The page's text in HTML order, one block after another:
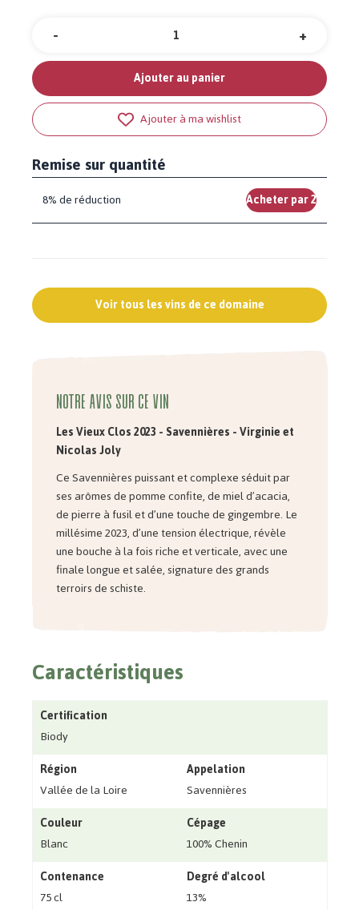
Quantité +
-
Ajouter au panier
Ajouter à ma wishlist
Remise sur quantité
8% de réduction Acheter par 2
Voir tous les vins de ce domaine
Notre avis sur ce vin
Les Vieux Clos 2023 - Savennières - Virginie et
Nicolas Joly
Ce Savennières puissant et complexe séduit par
ses arômes de pomme confite, de miel d’acacia,
de pierre à fusil et d’une touche de gingembre. Le
millésime 2023, d’une tension électrique, révèle
une bouche à la fois riche et verticale, avec une
finale longue et salée, signature des grands
terroirs de schiste.
Caractéristiques
Certification
Biody
Région
Vallée de la Loire
Appelation
Savennières
Couleur
Blanc
Cépage
100% Chenin
Contenance
75 cl
Degré d'alcool
13%